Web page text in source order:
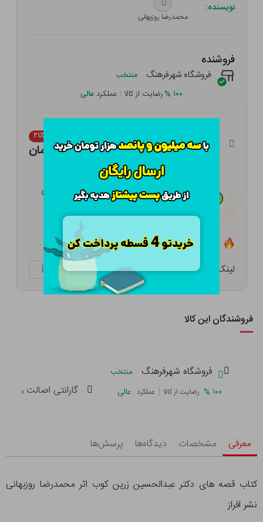
نویسنده:
محمدرضا روزبهانی
فروشنده
فروشگاه شهرفرهنگ منتخب
۱۰۰ %رضایت از کالا | عملکرد عالی
۲۱٪
۵۳۷,۲۰۰ تومان
هـر قسط با تــرب‌پــی:۱۳۴,۳۰۰ تومان
لینک کوتاه: ketabtala.com/sbp-61706
فروشندگان این کالا
فروشگاه شهرفرهنگ
منتخب
۱۰۰ % رضایت از کالا | عملکرد عالی گارانتی اصالت و
معرفی مشخصات دیدگاه‌ها پرسش‌ها
کتاب قصه های دکتر عبدالحسین زرین کوب اثر محمدرضا روزبهانی
نشر افراز